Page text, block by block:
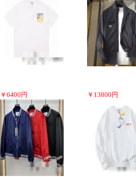
￥ 6400 円 ￥ 13800 円